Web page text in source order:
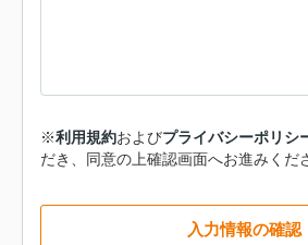
※利用規約およびプライバシーポリシ
だき、同意の上確認画面へお進みくだ
入力情報の確認